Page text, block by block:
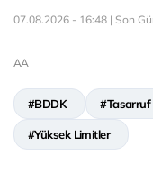
07.08.2026 - 16:48 | Son
AA
#BDDK #Tasarruf
#Yüksek Limitler